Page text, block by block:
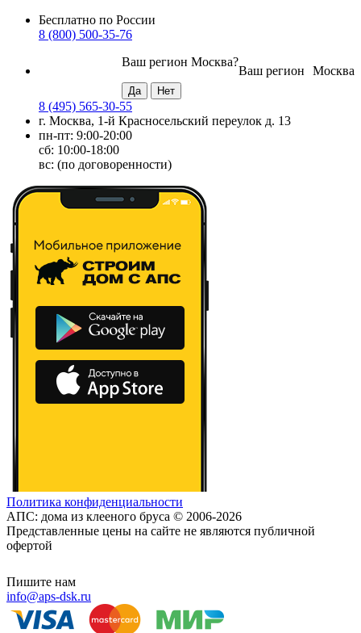
Бесплатно по России
8 (800) 500-35-76
Москва
Ваш регион
Ваш регион Москва?
8 (495) 565-30-55
г. Москва, 1-й Красносельский переулок д. 13
пн-пт: 9:00-20:00
сб: 10:00-18:00
вс: (по договоренности)
Политика конфиденциальности
АПС: дома из клееного бруса © 2006-2026
Представленные цены на сайте не являются публичной
офертой
Пишите нам
info@aps-dsk.ru